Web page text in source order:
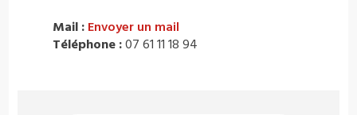
Mail : Envoyer un mail
Téléphone :07 61 11 18 94